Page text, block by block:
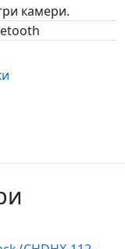
камери.